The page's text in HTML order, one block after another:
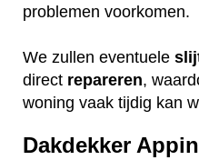
problemen voorkomen.
We zullen eventuele
direct repareren,
woning vaak tijdig kan
Dakdekker